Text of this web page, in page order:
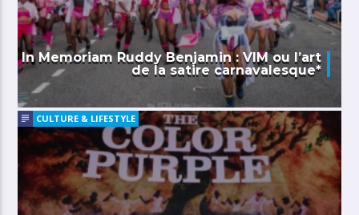
In Memoriam Ruddy Benjamin : VIM ou l’art
de la satire carnavalesque*
CULTURE & LIFESTYLE